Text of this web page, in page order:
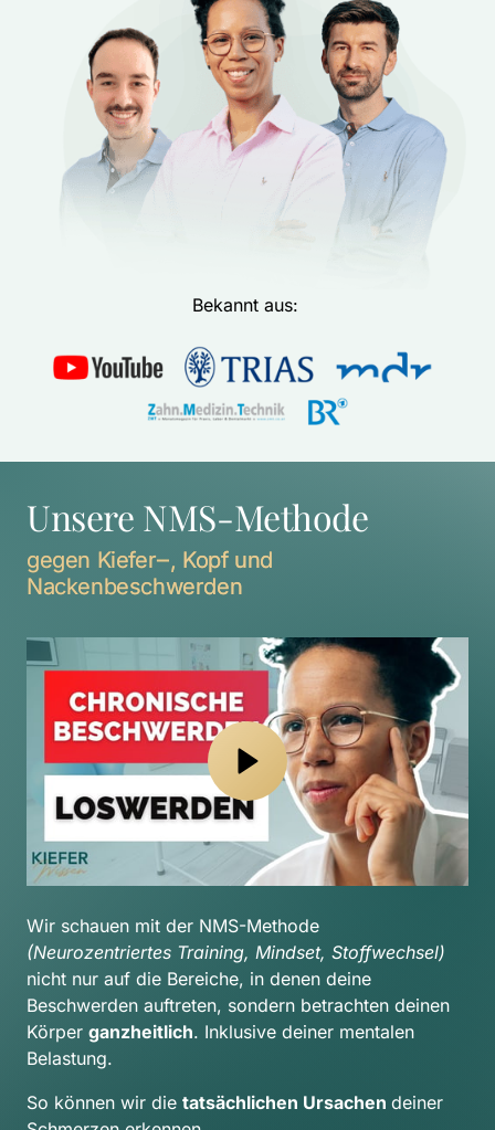
Bekannt aus:
Unsere NMS-Methode
gegen Kiefer‒, Kopf
Nackenbeschwerden
nicht nur auf die Bereiche, in denen deine
Beschwerden auftreten, sondern betrachten deinen
Körper ganzheitlich. Inklusive deiner mentalen
Belastung.
So können wir die tatsächlichen Ursachen deiner